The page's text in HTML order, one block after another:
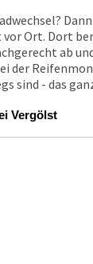
Ort. Dort
ab
der
sind - das
Vergölst